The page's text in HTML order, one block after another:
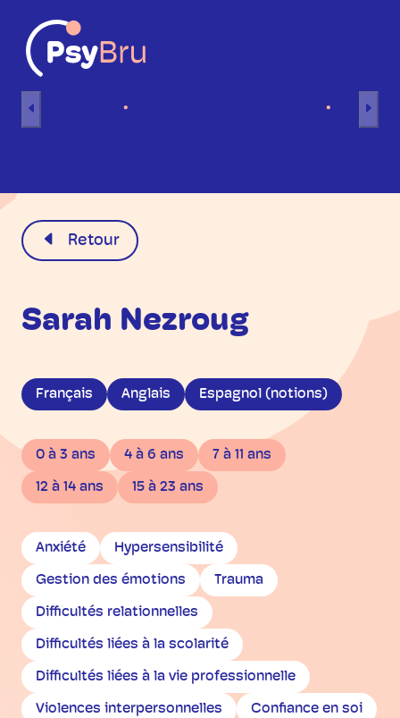
Retour
Sarah Nezroug
Français Anglais Espagnol (notions)
0 à 3 ans 4 à 6 ans 7 à 11 ans
12 à 14 ans 15 à 23 ans
Anxiété Hypersensibilité
Gestion des émotions Trauma
Difficultés relationnelles
Difficultés liées à la scolarité
Difficultés liées à la vie professionnelle
Violences interpersonnelles Confiance en soi